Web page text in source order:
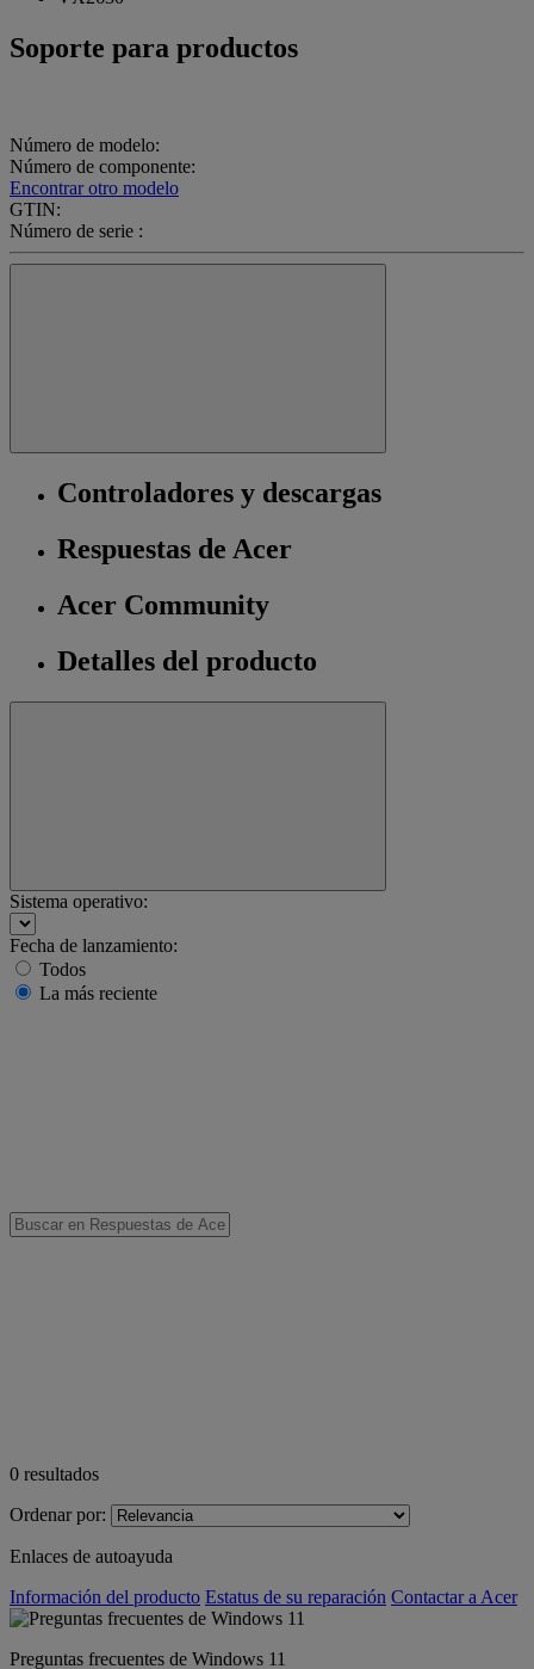
Soporte para productos
Número de modelo:
Número de componente:
Encontrar otro modelo
GTIN:
Número de serie :
Controladores y descargas
Respuestas de Acer
Acer Community
Detalles del producto
Sistema operativo:
Fecha de lanzamiento:
Todos
La más reciente
0 resultados
Ordenar por:
Enlaces de autoayuda
Información del producto Estatus de su reparación Contactar a Acer
Preguntas frecuentes de Windows 11